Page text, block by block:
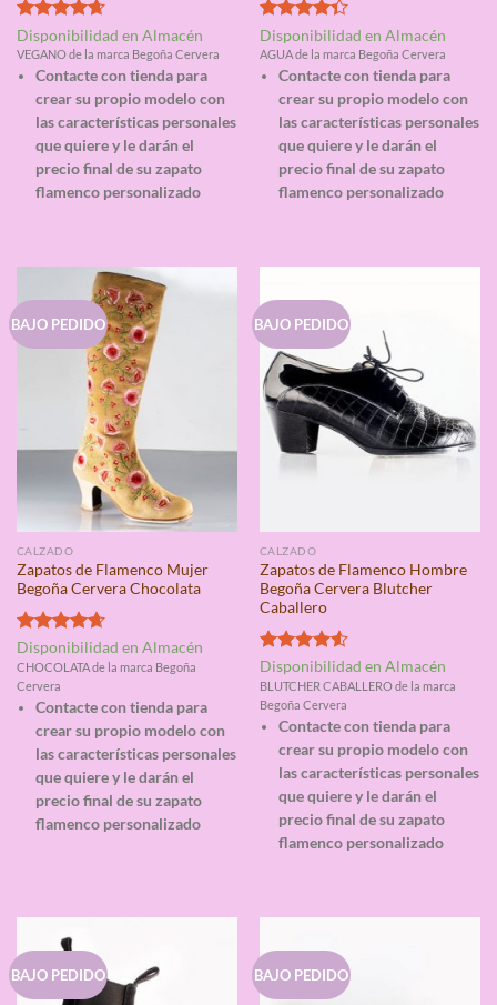
Valorado
con4.67
de 5
Disponibilidad en Almacén
VEGANO de la marca Begoña Cervera
Contacte con tienda para
crear su propio modelo con
las características personales
que quiere y le darán el
precio final de su zapato
flamenco personalizado
Valorado
con4.33
de 5
Disponibilidad en Almacén
AGUA de la marca Begoña Cervera
Contacte con tienda para
crear su propio modelo con
las características personales
que quiere y le darán el
precio final de su zapato
flamenco personalizado
BAJO PEDIDO
CALZADO
Zapatos de Flamenco Mujer
Begoña Cervera Chocolata
Valorado
con4.67
de 5
Disponibilidad en Almacén
CHOCOLATA de la marca Begoña
Cervera
Contacte con tienda para
crear su propio modelo con
las características personales
que quiere y le darán el
precio final de su zapato
flamenco personalizado
BAJO PEDIDO
CALZADO
Zapatos de Flamenco Hombre
Begoña Cervera Blutcher
Caballero
Valorado
con4.50
de 5
Disponibilidad en Almacén
BLUTCHER CABALLERO de la marca
Begoña Cervera
Contacte con tienda para
crear su propio modelo con
las características personales
que quiere y le darán el
precio final de su zapato
flamenco personalizado
BAJO PEDIDO BAJO PEDIDO